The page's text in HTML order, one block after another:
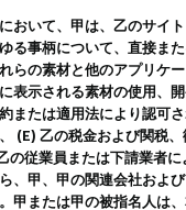
おいて、甲は、乙のサイ
る事柄について、直接ま
らの素材と他のアプリ
表示される素材の使用、
または適用法により認可
(E) 乙の税金および関税
の従業員または下請業者
、甲、甲の関連会社およ
甲または甲の被指名人は